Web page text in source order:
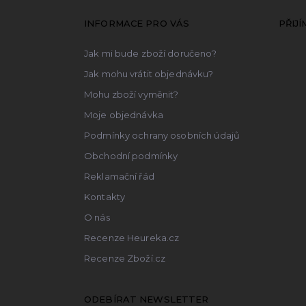
INFORMACE PRO VÁS
Jak mi bude zboží doručeno?
Jak mohu vrátit objednávku?
Mohu zboží vyměnit?
Moje objednávka
Podmínky ochrany osobních údajů
Obchodní podmínky
Reklamační řád
Kontakty
O nás
Recenze Heureka.cz
Recenze Zboží.cz
ODEBÍRAT NEWSLETTER